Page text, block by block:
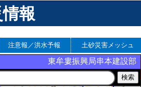
報
注意報／洪水予報 土砂災害メッシュ
東牟婁振興局串本建設部